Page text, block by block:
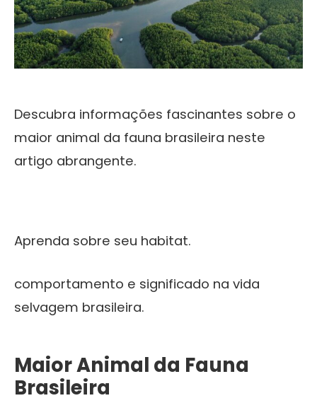
Descubra informações fascinantes sobre o
maior animal da fauna brasileira neste
artigo abrangente.
Aprenda sobre seu habitat.
comportamento e significado na vida
selvagem brasileira.
Maior Animal da Fauna
Brasileira